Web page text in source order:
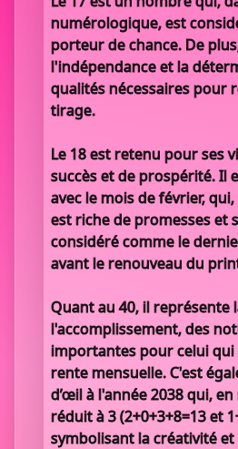
numérologique, est
porteur de chance. De
l'indépendance et la
qualités nécessaires pour
tirage.
Le 18 est retenu pour ses
succès et de prospérité. Il
avec le mois de février,
est riche de promesses et
considéré comme le
avant le renouveau du
Quant au 40, il représente
l'accomplissement, des
importantes pour celui qui
rente mensuelle. C'est
d’œil à l'année 2038 qui,
réduit à 3 (2+0+3+8=13 et
symbolisant la créativité et